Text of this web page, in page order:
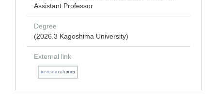
Assistant Professor
Degree
(2026.3 Kagoshima University)
External link